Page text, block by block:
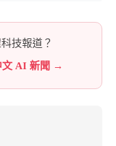
技報道？
文 AI 新聞 →